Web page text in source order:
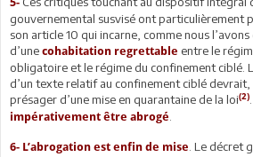
gouvernemental susvisé ont particulièrement
son article 10 qui incarne, comme nous
d’une cohabitation regrettable entre le
obligatoire et le régime du confinement ciblé.
d’un texte relatif au confinement ciblé devrait,
présager d’une mise en quarantaine de la loi(2)
impérativement être abrogé
6- L’abrogation est enfin de mise . Le décret